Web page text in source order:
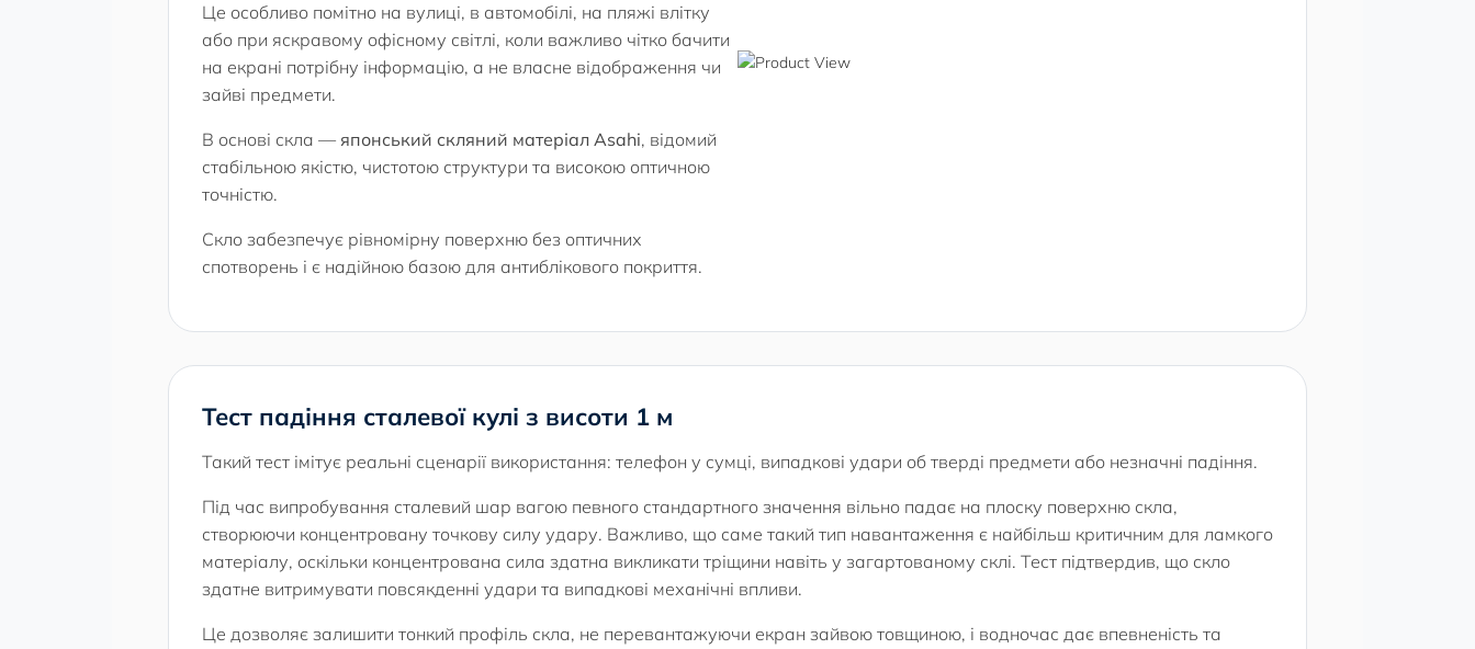
Це особливо помітно на вулиці, в автомобілі, на пляжі влітку
або при яскравому офісному світлі, коли важливо чітко бачити
на екрані потрібну інформацію, а не власне відображення чи
зайві предмети.
В основі скла — японський скляний матеріал Asahi, відомий
стабільною якістю, чистотою структури та високою оптичною
точністю.
Скло забезпечує рівномірну поверхню без оптичних
спотворень і є надійною базою для антиблікового покриття.
Тест падіння сталевої кулі з висоти 1 м
Такий тест імітує реальні сценарії використання: телефон у сумці, випадкові удари об тверді предмети або незначні падіння.
Під час випробування сталевий шар вагою певного стандартного значення вільно падає на плоску поверхню скла,
створюючи концентровану точкову силу удару. Важливо, що саме такий тип навантаження є найбільш критичним для ламкого
матеріалу, оскільки концентрована сила здатна викликати тріщини навіть у загартованому склі. Тест підтвердив, що скло
здатне витримувати повсякденні удари та випадкові механічні впливи.
Це дозволяє залишити тонкий профіль скла, не перевантажуючи екран зайвою товщиною, і водночас дає впевненість та